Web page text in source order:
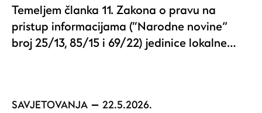
Temeljem članka 11. Zakona o pravu na
pristup informacijama (“Narodne novine”
broj 25/13, 85/15 i 69/22) jedinice lokalne…
SAVJETOVANJA 22.5.2026.